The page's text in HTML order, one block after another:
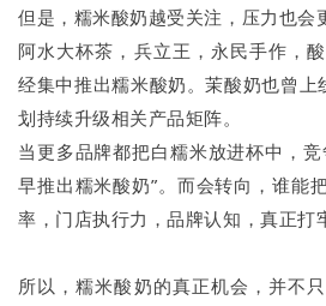
但是，糯米酸奶越受关注，压力也会
阿水大杯茶，兵立王，永民手作，
经集中推出糯米酸奶。茉酸奶也曾上
划持续升级相关产品矩阵。
当更多品牌都把白糯米放进杯中，
早推出糯米酸奶”。而会转向，谁能
率，门店执行力，品牌认知，真正打
所以，糯米酸奶的真正机会，并不